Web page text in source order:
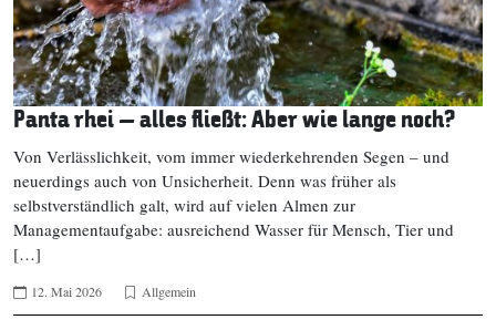
Panta rhei – alles fließt: Aber wie lange noch?
Von Verlässlichkeit, vom immer wiederkehrenden Segen – und
neuerdings auch von Unsicherheit. Denn was früher als
selbstverständlich galt, wird auf vielen Almen zur
Managementaufgabe: ausreichend Wasser für Mensch, Tier und
[…]
12. Mai 2026 Allgemein